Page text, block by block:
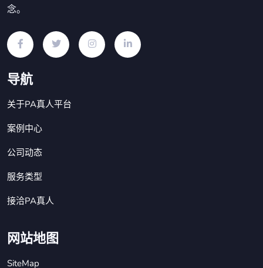
念。
导航
关于PA真人平台
案例中心
公司动态
服务类型
接洽PA真人
网站地图
SiteMap